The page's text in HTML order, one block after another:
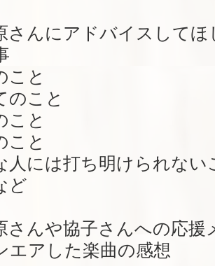
んにアドバイスしてほ
こと
のこと
こと
こと
人には打ち明けられない
ど
んや協子さんへの応援
アした楽曲の感想